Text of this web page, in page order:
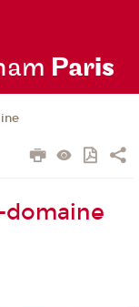
Paris
domaine